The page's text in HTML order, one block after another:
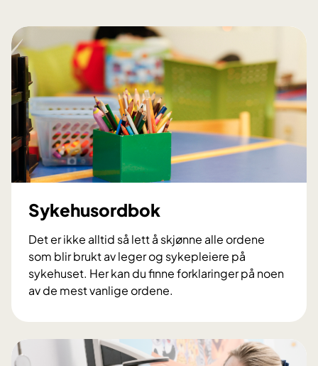
Sykehusordbok
Det er ikke alltid så lett å skjønne alle ordene
som blir brukt av leger og sykepleiere på
sykehuset. Her kan du finne forklaringer på noen
av de mest vanlige ordene.
y
e